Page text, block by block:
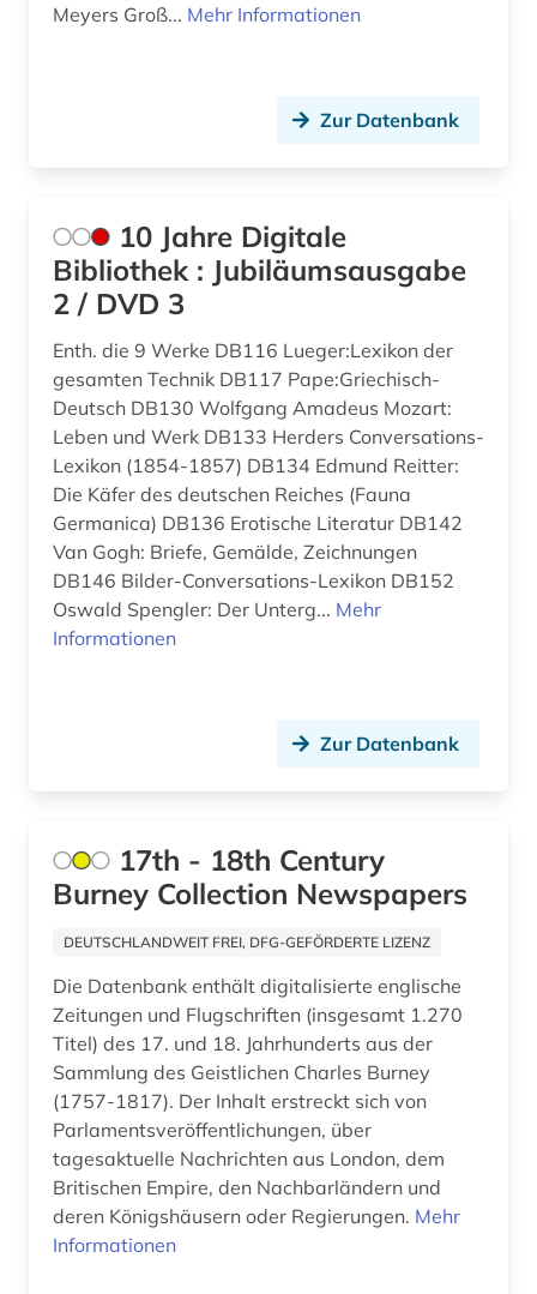
arabische staaten (1)
arabische welt (1)
arabistik (3)
arbeit (6)
arbeitnehmerschutz <gesundheitsschutz> (1)
arbeitslosigkeit (2)
arbeitsmarktforschung (1)
arbeitssicherheit (1)
architektur (3)
architekturgeschichte (1)
archiv (38)
archiv der new york times (1)
archivalien (3)
archive (1)
Russland, Sowjetunion (54)
Sachsen (20)
Sachsen-Anhalt (9)
Schweden (19)
Schweiz (67)
Serbien (15)
Skandinavien (4)
Slowakei (10)
Slowenien (12)
Suedosteuropa (22)
Tuerkei (11)
USA (85)
Ukraine (16)
Ungarn (23)
Vatikanstadt (2)
Meyers Groß... Mehr Informationen
Zur Datenbank
10 Jahre Digitale
Bibliothek : Jubiläumsausgabe
2 / DVD 3
Enth. die 9 Werke DB116 Lueger:Lexikon der
gesamten Technik DB117 Pape:Griechisch-
Deutsch DB130 Wolfgang Amadeus Mozart:
Leben und Werk DB133 Herders Conversations-
Lexikon (1854-1857) DB134 Edmund Reitter:
Die Käfer des deutschen Reiches (Fauna
Germanica) DB136 Erotische Literatur DB142
Van Gogh: Briefe, Gemälde, Zeichnungen
DB146 Bilder-Conversations-Lexikon DB152
Oswald Spengler: Der Unterg... Mehr
Informationen
Zur Datenbank
17th - 18th Century
Burney Collection Newspapers
DEUTSCHLANDWEIT FREI, DFG-GEFÖRDERTE LIZENZ
Die Datenbank enthält digitalisierte englische
Zeitungen und Flugschriften (insgesamt 1.270
Titel) des 17. und 18. Jahrhunderts aus der
Sammlung des Geistlichen Charles Burney
(1757-1817). Der Inhalt erstreckt sich von
Parlamentsveröffentlichungen, über
tagesaktuelle Nachrichten aus London, dem
Britischen Empire, den Nachbarländern und
deren Königshäusern oder Regierungen. Mehr
Informationen